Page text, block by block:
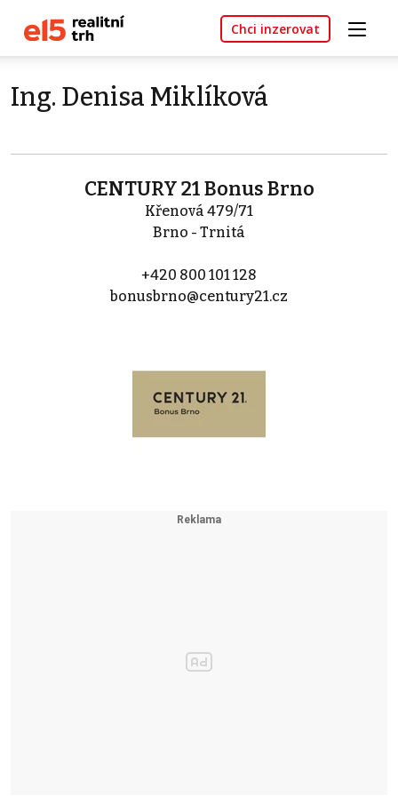
Chci inzerovat
Ing. Denisa Miklíková
CENTURY 21 Bonus Brno
Křenová 479/71
Brno - Trnitá
+420 800 101 128
bonusbrno@century21.cz